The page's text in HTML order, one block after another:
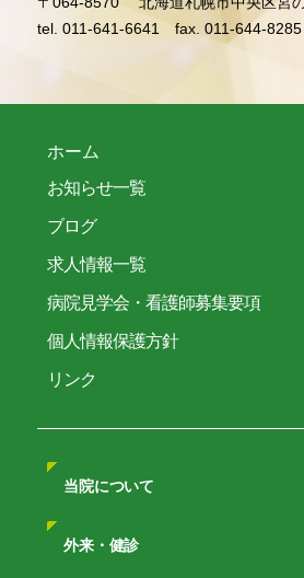
tel. 011-641-6641
fax. 011-644-8285
ホーム
お知らせ一覧
ブログ
求人情報一覧
病院見学会・看護師募集要項
個人情報保護方針
リンク
当院について
外来・健診